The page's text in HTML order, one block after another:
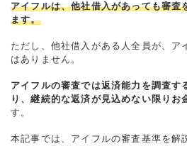
アイフルは、他社借入があっても審査
ます。
ただし、他社借入がある人全員が、ア
はありません。
アイフルの審査では返済能力を調査す
り、継続的な返済が見込めない限りお
す。
本記事では、アイフルの審査基準を解